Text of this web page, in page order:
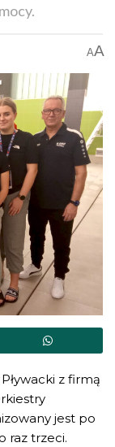
AA
z firmą
jest po
raz trzeci.